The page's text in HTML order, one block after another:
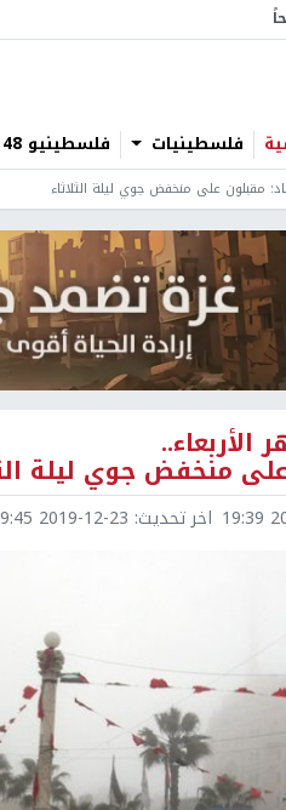
فلسطينيات فلسطينيو 48
مقبلون على منخفض جوي ليلة الثلاثاء
منخفض جوي ليلة
اخر تحديث: 2019-12-23 19:45